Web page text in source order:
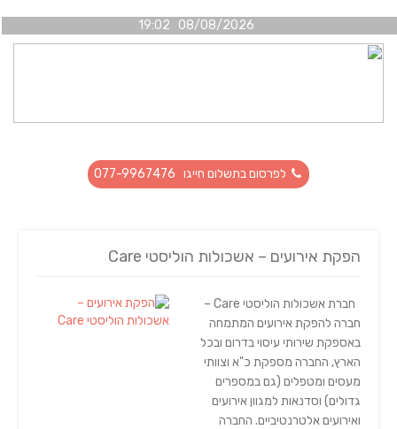
08/08/2026 19:02
לפרסום בתשלום חייגו 077-9967476
הפקת אירועים – אשכולות הוליסטי Care
חברת אשכולות הוליסטי Care –
חברה להפקת אירועים המתמחה
באספקת שירותי עיסוי בדרום ובכל
הארץ, החברה מספקת כ"א וצוותי
מעסים ומטפלים (גם במספרים
גדולים) וסדנאות למגוון אירועים
ואירועים אלטרנטיביים. החברה